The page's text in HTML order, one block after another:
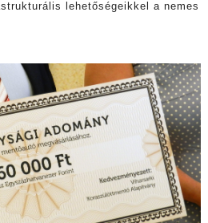
lehetőségeikkel a nemes